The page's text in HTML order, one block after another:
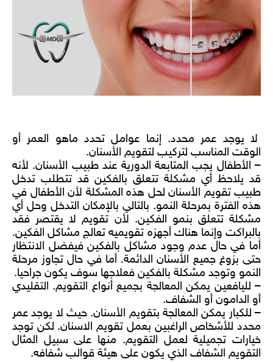
لا يوجد عمر محدد. إنما عوامل تحدد ماهو العمر أو
الوقت المناسب لتركيب لتقويم الأسنان.
– الأطفال يجب المتابعة الدورية عند طبيب الأسنان. لأنه
قد يلاحظ أي مشكلة تتعلق بالفكين قد تتطلب تدخل
طبيب تقويم الأسنان لحل هذه المشكلة لأن الأطفال في
هذه الفترة بمرحلة النمو. بالتالي بالإمكان التدخل وحل أي
مشكلة تتعلق بنمو الفكين. لأن تقويم لا يقتصر فقد
بالبراكت وإنما هناك أجهزه تقويميه تعالج مشاكل الفكين.
أما في حال عدم وجود مشاكل بالفكين فيفضل الانتظار
حتى بزوغ جميع الأسنان الدائمة. أما في حال تجاوز مرحلة
النمو وتوجد مشكلة بالفكين فعلاجها سوف يكون جراحيا.
– لليافعين يمكن المعالجة بجميع أنواع التقويم. التقليدي
أو الدامون أو الشفاف.
– للكبار يمكن المعالجة بتقويم الأسنان. حيث لا يوجد عمر
محدد للأشخاص الراغبين بعمل تقويم الاسنان. لكن توجد
خيارات تجميلية لعمل التقويم. منها على سبيل المثال
التقويم الشفاف الذي يكون على هيئة قوالب شفافه.